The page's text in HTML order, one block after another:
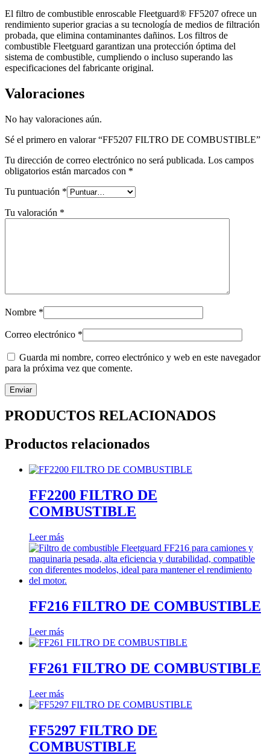
El filtro de combustible enroscable Fleetguard® FF5207 ofrece un
rendimiento superior gracias a su tecnología de medios de filtración
probada, que elimina contaminantes dañinos. Los filtros de
combustible Fleetguard garantizan una protección óptima del
sistema de combustible, cumpliendo o incluso superando las
especificaciones del fabricante original.
Valoraciones
No hay valoraciones aún.
Sé el primero en valorar “FF5207 FILTRO DE COMBUSTIBLE”
Tu dirección de correo electrónico no será publicada. Los campos
obligatorios están marcados con *
Tu puntuación *
Tu valoración *
Nombre *
Correo electrónico *
Guarda mi nombre, correo electrónico y web en este navegador
para la próxima vez que comente.
PRODUCTOS RELACIONADOS
Productos relacionados
FF2200 FILTRO DE
COMBUSTIBLE
Leer más
FF216 FILTRO DE COMBUSTIBLE
Leer más
FF261 FILTRO DE COMBUSTIBLE
Leer más
FF5297 FILTRO DE
COMBUSTIBLE